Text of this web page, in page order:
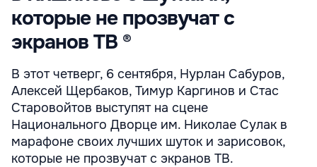
которые не прозвучат с
экранов ТВ ®
В этот четверг, 6 сентября, Нурлан Сабуров,
Алексей Щербаков, Тимур Каргинов и Стас
Старовойтов выступят на сцене
Национального Дворце им. Николае Сулак в
марафоне своих лучших шуток и зарисовок,
которые не прозвучат с экранов ТВ.